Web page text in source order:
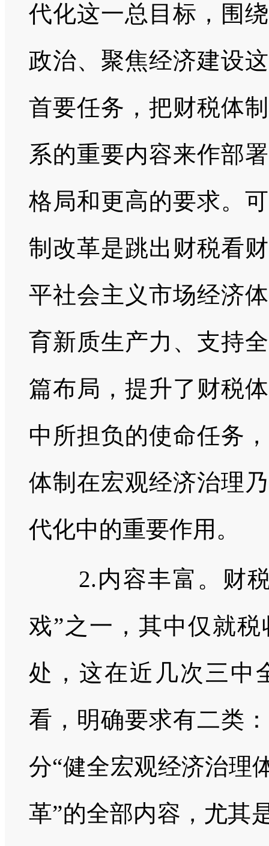
代化这一总目标，围
政治、聚焦经济建设
首要任务，把财税体
系的重要内容来作部
格局和更高的要求。
制改革是跳出财税看
平社会主义市场经济
育新质生产力、支持
篇布局，提升了财税
中所担负的使命任务
体制在宏观经济治理
代化中的重要作用。
2.内容丰富。财税
戏”之一，其中仅就
处，这在近几次三中
看，明确要求有二类
分“健全宏观经济治理
革”的全部内容，尤其